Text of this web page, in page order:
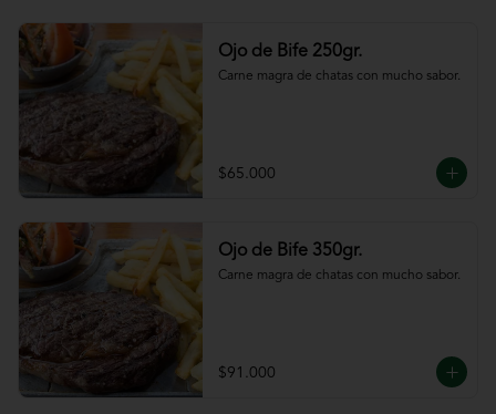
Ojo de Bife 250gr.
Carne magra de chatas con mucho sabor.
$65.000
Ojo de Bife 350gr.
Carne magra de chatas con mucho sabor.
$91.000